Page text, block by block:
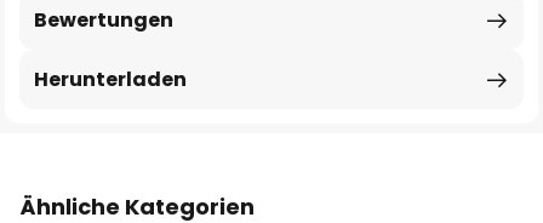
Bewertungen
Herunterladen
Ähnliche Kategorien